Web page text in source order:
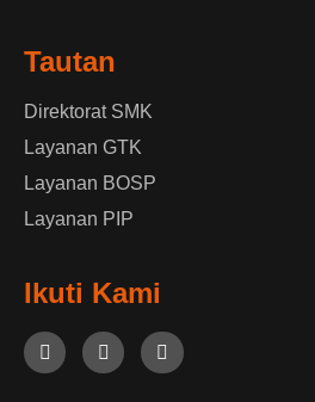
Tautan
Direktorat SMK
Layanan GTK
Layanan BOSP
Layanan PIP
Ikuti Kami